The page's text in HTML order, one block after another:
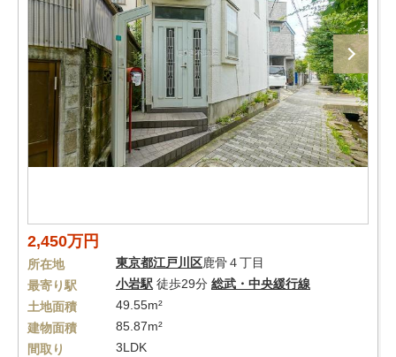
2,450万円
所在地 東京都江戸川区鹿骨４丁目
最寄り駅
小岩駅 徒歩29分 総武・中央緩行線
土地面積
49.55m²
建物面積
85.87m²
間取り
3LDK